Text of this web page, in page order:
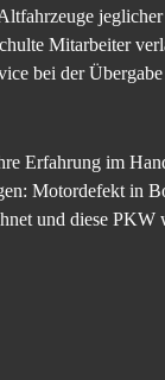
Mitarbeiter
bei der
Erfahrung im
Motordefekt in
und diese